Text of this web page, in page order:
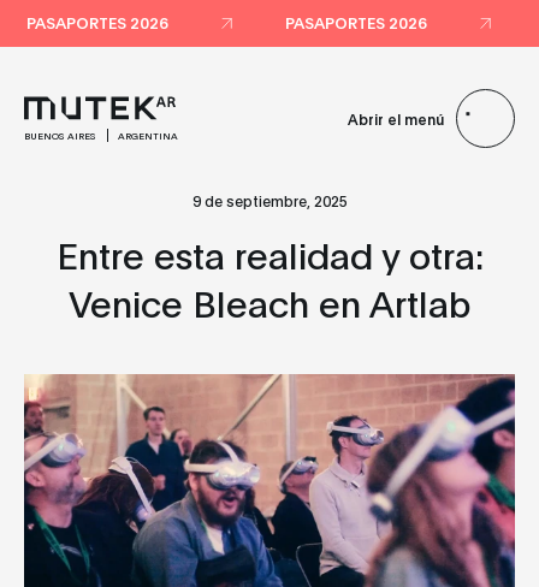
PASAPORTES 2026 PASAPORTES 2026
BUENOS AIRES ARGENTINA
Abrir el menú
9 de septiembre, 2025
Entre esta realidad y otra:
Venice Bleach en Artlab